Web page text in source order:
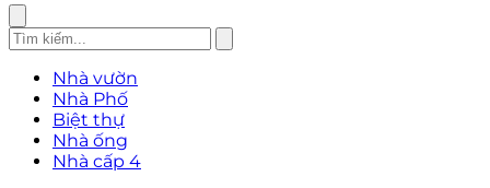
Nhà vườn
Nhà Phố
Biệt thự
Nhà ống
Nhà cấp 4